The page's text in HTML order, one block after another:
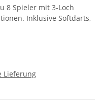
8 Spieler mit 3-Loch
Inklusive Softdarts,
Lieferung